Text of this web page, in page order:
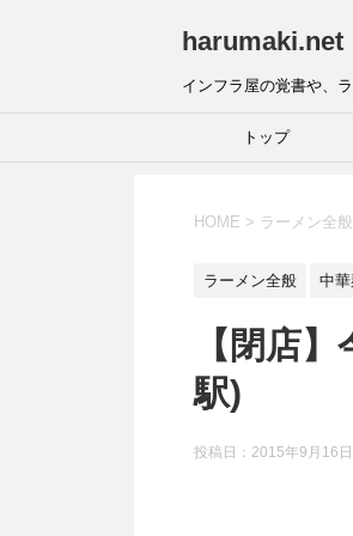
harumaki.net
インフラ屋の覚書や、
トップ
HOME > ラーメン全般
ラーメン全般 中華
【閉店
駅)
投稿日：2015年9月16日